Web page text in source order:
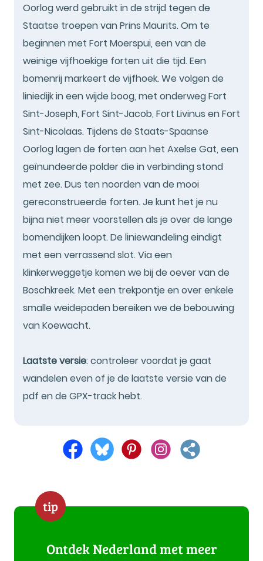
Oorlog werd gebruikt in de strijd tegen de
Staatse troepen van Prins Maurits. Om te
beginnen met Fort Moerspui, een van de
weinige vijfhoekige forten uit die tijd. Een
bomenrij markeert de vijfhoek. We volgen de
liniedijk in een wijde boog, met onderweg Fort
Sint-Joseph, Fort Sint-Jacob, Fort Livinus en Fort
Sint-Nicolaas. Tijdens de Staats-Spaanse
Oorlog lagen de forten aan het Axelse Gat, een
geïnundeerde polder die in verbinding stond
met zee. Dus ten noorden van de mooi
gereconstrueerde forten. Je kunt het je nu
bijna niet meer voorstellen als je over de lange
bomendijken loopt. De liniewandeling eindigt
met een verrassend slot. Via een
klinkerweggetje komen we bij de oever van de
Boschkreek. Met een trekpontje en over enkele
smalle weidepaden bereiken we de bebouwing
van Koewacht.
Laatste versie: controleer voordat je gaat
wandelen even of je de laatste versie van de
pdf en de GPX-track hebt.
tip
Ontdek Nederland met meer